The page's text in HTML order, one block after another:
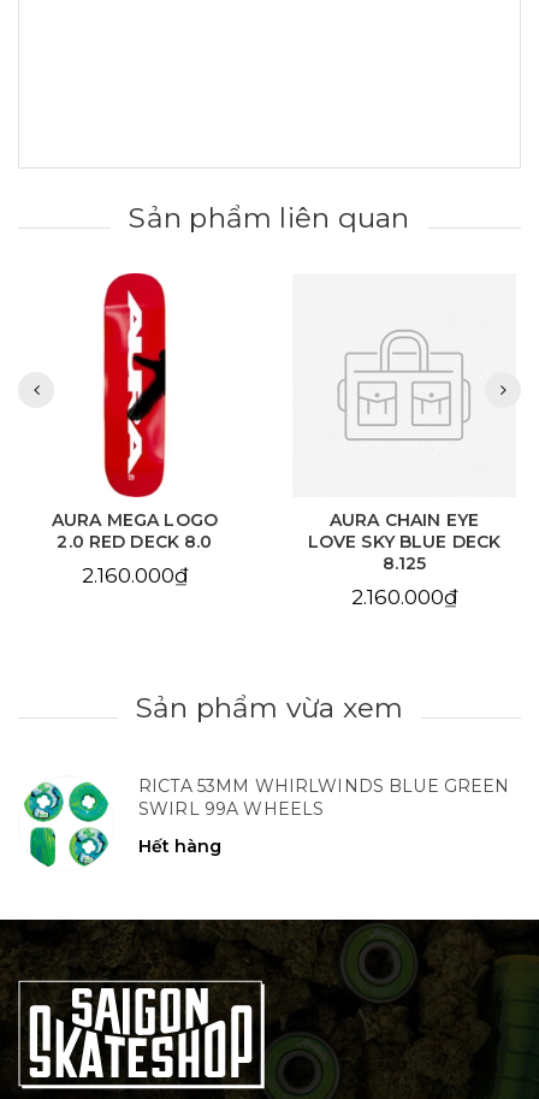
Sản phẩm liên quan
AURA MEGA LOGO
2.0 RED DECK 8.0
2.160.000₫
AURA CHAIN EYE
LOVE SKY BLUE DECK
8.125
2.160.000₫
Sản phẩm vừa xem
RICTA 53MM WHIRLWINDS BLUE GREEN
SWIRL 99A WHEELS
Hết hàng